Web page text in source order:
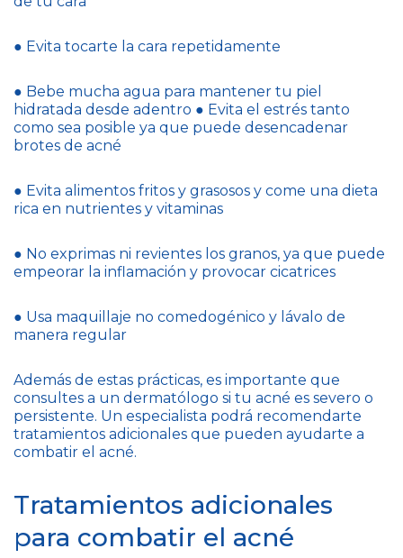
● Evita tocarte la cara repetidamente
● Bebe mucha agua para mantener tu piel
hidratada desde adentro ● Evita el estrés tanto
como sea posible ya que puede desencadenar
brotes de acné
● Evita alimentos fritos y grasosos y come una dieta
rica en nutrientes y vitaminas
● No exprimas ni revientes los granos, ya que puede
empeorar la inflamación y provocar cicatrices
● Usa maquillaje no comedogénico y lávalo de
manera regular
Además de estas prácticas, es importante que
consultes a un dermatólogo si tu acné es severo o
persistente. Un especialista podrá recomendarte
tratamientos adicionales que pueden ayudarte a
combatir el acné.
Tratamientos adicionales
para combatir el acné